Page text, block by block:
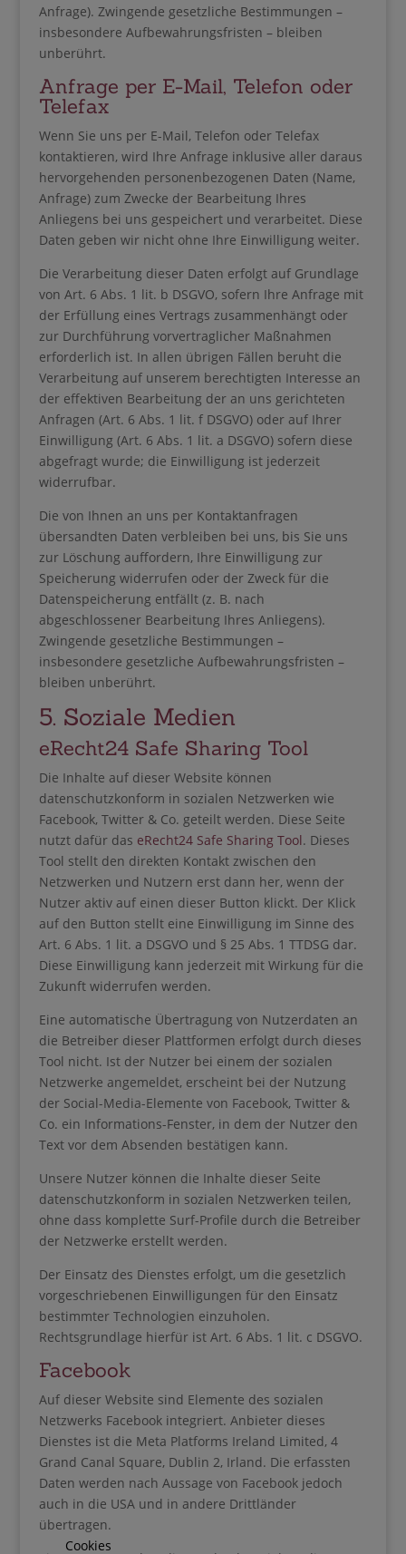
Anfrage). Zwingende gesetzliche Bestimmungen –
insbesondere Aufbewahrungsfristen – bleiben
unberührt.
Anfrage per E-Mail, Telefon oder
Telefax
Wenn Sie uns per E-Mail, Telefon oder Telefax
kontaktieren, wird Ihre Anfrage inklusive aller daraus
hervorgehenden personenbezogenen Daten (Name,
Anfrage) zum Zwecke der Bearbeitung Ihres
Anliegens bei uns gespeichert und verarbeitet. Diese
Daten geben wir nicht ohne Ihre Einwilligung weiter.
Die Verarbeitung dieser Daten erfolgt auf Grundlage
von Art. 6 Abs. 1 lit. b DSGVO, sofern Ihre Anfrage mit
der Erfüllung eines Vertrags zusammenhängt oder
zur Durchführung vorvertraglicher Maßnahmen
erforderlich ist. In allen übrigen Fällen beruht die
Verarbeitung auf unserem berechtigten Interesse an
der effektiven Bearbeitung der an uns gerichteten
Anfragen (Art. 6 Abs. 1 lit. f DSGVO) oder auf Ihrer
Einwilligung (Art. 6 Abs. 1 lit. a DSGVO) sofern diese
abgefragt wurde; die Einwilligung ist jederzeit
widerrufbar.
Die von Ihnen an uns per Kontaktanfragen
übersandten Daten verbleiben bei uns, bis Sie uns
zur Löschung auffordern, Ihre Einwilligung zur
Speicherung widerrufen oder der Zweck für die
Datenspeicherung entfällt (z. B. nach
abgeschlossener Bearbeitung Ihres Anliegens).
Zwingende gesetzliche Bestimmungen –
insbesondere gesetzliche Aufbewahrungsfristen –
bleiben unberührt.
5. Soziale Medien
eRecht24 Safe Sharing Tool
Die Inhalte auf dieser Website können
datenschutzkonform in sozialen Netzwerken wie
Facebook, Twitter & Co. geteilt werden. Diese Seite
nutzt dafür das eRecht24 Safe Sharing Tool. Dieses
Tool stellt den direkten Kontakt zwischen den
Netzwerken und Nutzern erst dann her, wenn der
Nutzer aktiv auf einen dieser Button klickt. Der Klick
auf den Button stellt eine Einwilligung im Sinne des
Art. 6 Abs. 1 lit. a DSGVO und § 25 Abs. 1 TTDSG dar.
Diese Einwilligung kann jederzeit mit Wirkung für die
Zukunft widerrufen werden.
Eine automatische Übertragung von Nutzerdaten an
die Betreiber dieser Plattformen erfolgt durch dieses
Tool nicht. Ist der Nutzer bei einem der sozialen
Netzwerke angemeldet, erscheint bei der Nutzung
der Social-Media-Elemente von Facebook, Twitter &
Co. ein Informations-Fenster, in dem der Nutzer den
Text vor dem Absenden bestätigen kann.
Unsere Nutzer können die Inhalte dieser Seite
datenschutzkonform in sozialen Netzwerken teilen,
ohne dass komplette Surf-Profile durch die Betreiber
der Netzwerke erstellt werden.
Der Einsatz des Dienstes erfolgt, um die gesetzlich
vorgeschriebenen Einwilligungen für den Einsatz
bestimmter Technologien einzuholen.
Rechtsgrundlage hierfür ist Art. 6 Abs. 1 lit. c DSGVO.
Facebook
Auf dieser Website sind Elemente des sozialen
Netzwerks Facebook integriert. Anbieter dieses
Dienstes ist die Meta Platforms Ireland Limited, 4
Grand Canal Square, Dublin 2, Irland. Die erfassten
Daten werden nach Aussage von Facebook jedoch
auch in die USA und in andere Drittländer
übertragen.
Cookies